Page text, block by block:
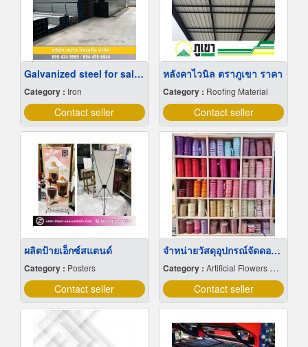
Galvanized steel for sale in Korat
Category : Iron
Contact seller
หลังคาไวนิล ตราภูเขา ราคา
Category : Roofing Material
Contact seller
ผลิตป้ายเอ็กซ์สแตนด์
Category : Posters
Contact seller
จำหน่ายวัสดุอุปกรณ์จัดดอกไม้
Category : Artificial Flowers & Plants
Contact seller